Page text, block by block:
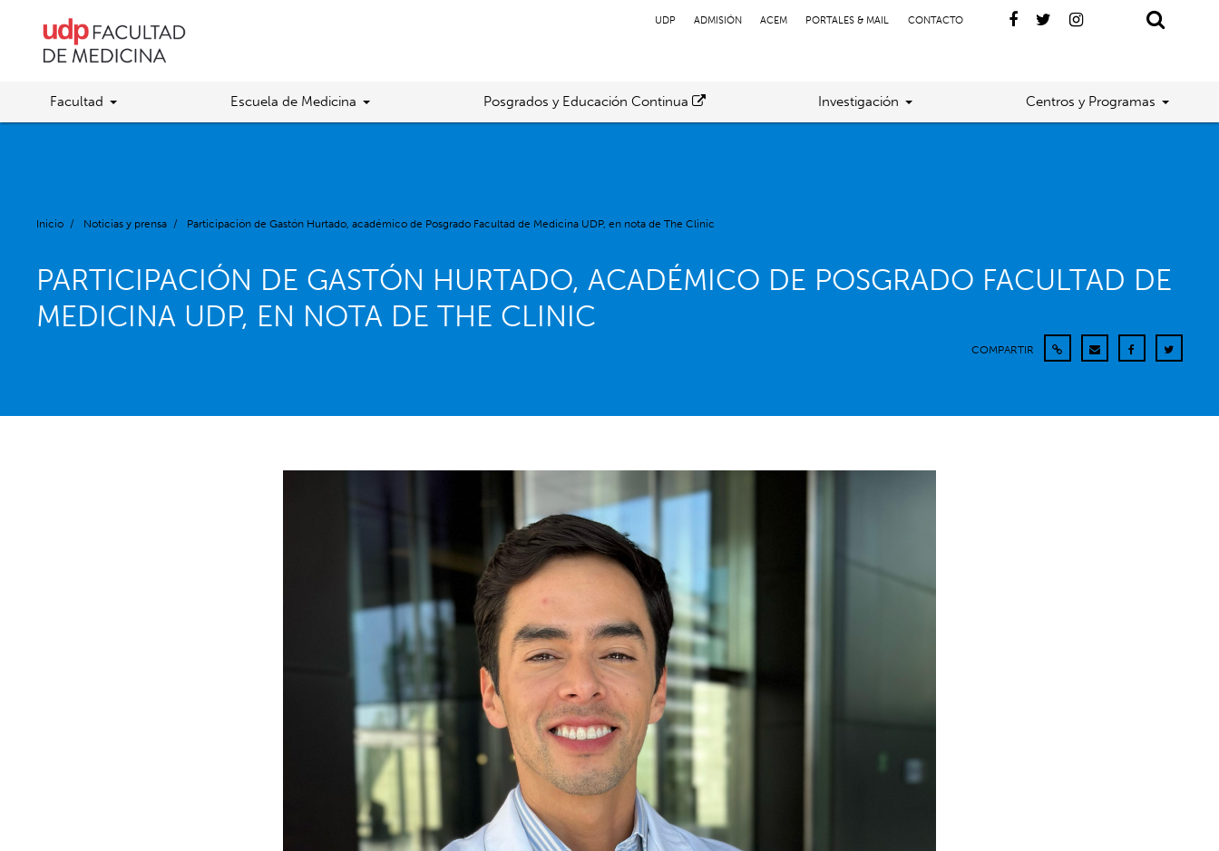
UDP ADMISIÓN ACEM PORTALES & MAIL CONTACTO
Facultad Escuela de Medicina Posgrados y Educación Continua Investigación Centros y Programas
Inicio / Noticias y prensa / Participación de Gastón Hurtado, académico de Posgrado Facultad de Medicina UDP, en nota de The Clinic
PARTICIPACIÓN DE GASTÓN HURTADO, ACADÉMICO DE POSGRADO FACULTAD DE
MEDICINA UDP, EN NOTA DE THE CLINIC
COMPARTIR